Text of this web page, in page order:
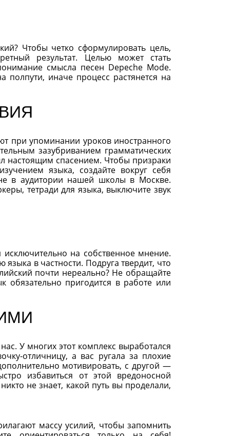
Чтобы четко сформулировать цель,
результат. Целью может стать
смысла песен Depeche Mode.
полпути, иначе процесс растянется на
при упоминании уроков иностранного
зазубриванием грамматических
настоящим спасением. Чтобы призраки
языка, создайте вокруг себя
в аудитории нашей школы в Москве.
тетради для языка, выключите звук
на собственное мнение.
в частности. Подруга твердит, что
почти нереально? Не обращайте
пригодится в работе или
У многих этот комплекс выработался
отличницу, а вас ругала за плохие
мотивировать, с другой —
избавиться от этой вредоносной
не знает, какой путь вы проделали,
массу усилий, чтобы запомнить